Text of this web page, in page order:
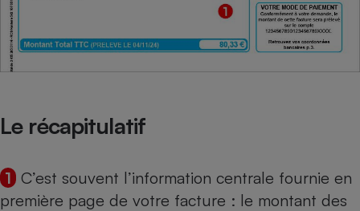
Le récapitulatif
1 C’est souvent l’information centrale fournie en
première page de votre facture : le montant des
Robot ménager